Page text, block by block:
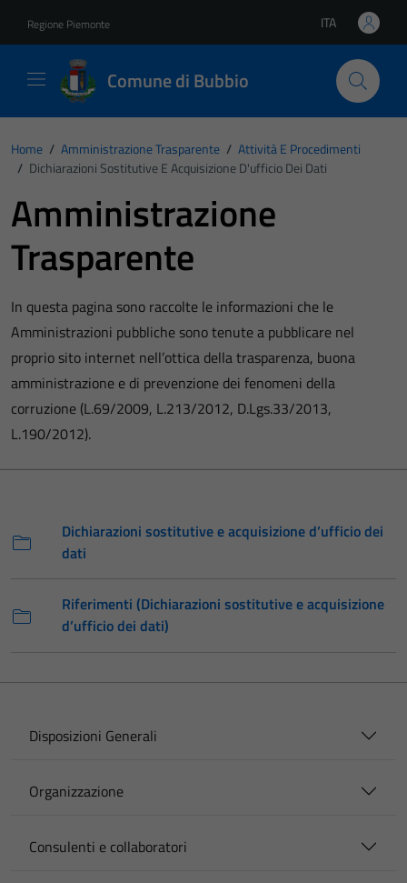
Regione Piemonte Lingua attiva:
ITA
Comune di Bubbio
Home / Amministrazione Trasparente / Attività E Procedimenti
/ Dichiarazioni Sostitutive E Acquisizione D'ufficio Dei Dati
Amministrazione
Trasparente
In questa pagina sono raccolte le informazioni che le
Amministrazioni pubbliche sono tenute a pubblicare nel
proprio sito internet nell’ottica della trasparenza, buona
amministrazione e di prevenzione dei fenomeni della
corruzione (L.69/2009, L.213/2012, D.Lgs.33/2013,
L.190/2012).
Dichiarazioni sostitutive e acquisizione d’ufficio dei
dati
Riferimenti (Dichiarazioni sostitutive e acquisizione
d’ufficio dei dati)
Disposizioni Generali
Organizzazione
Consulenti e collaboratori